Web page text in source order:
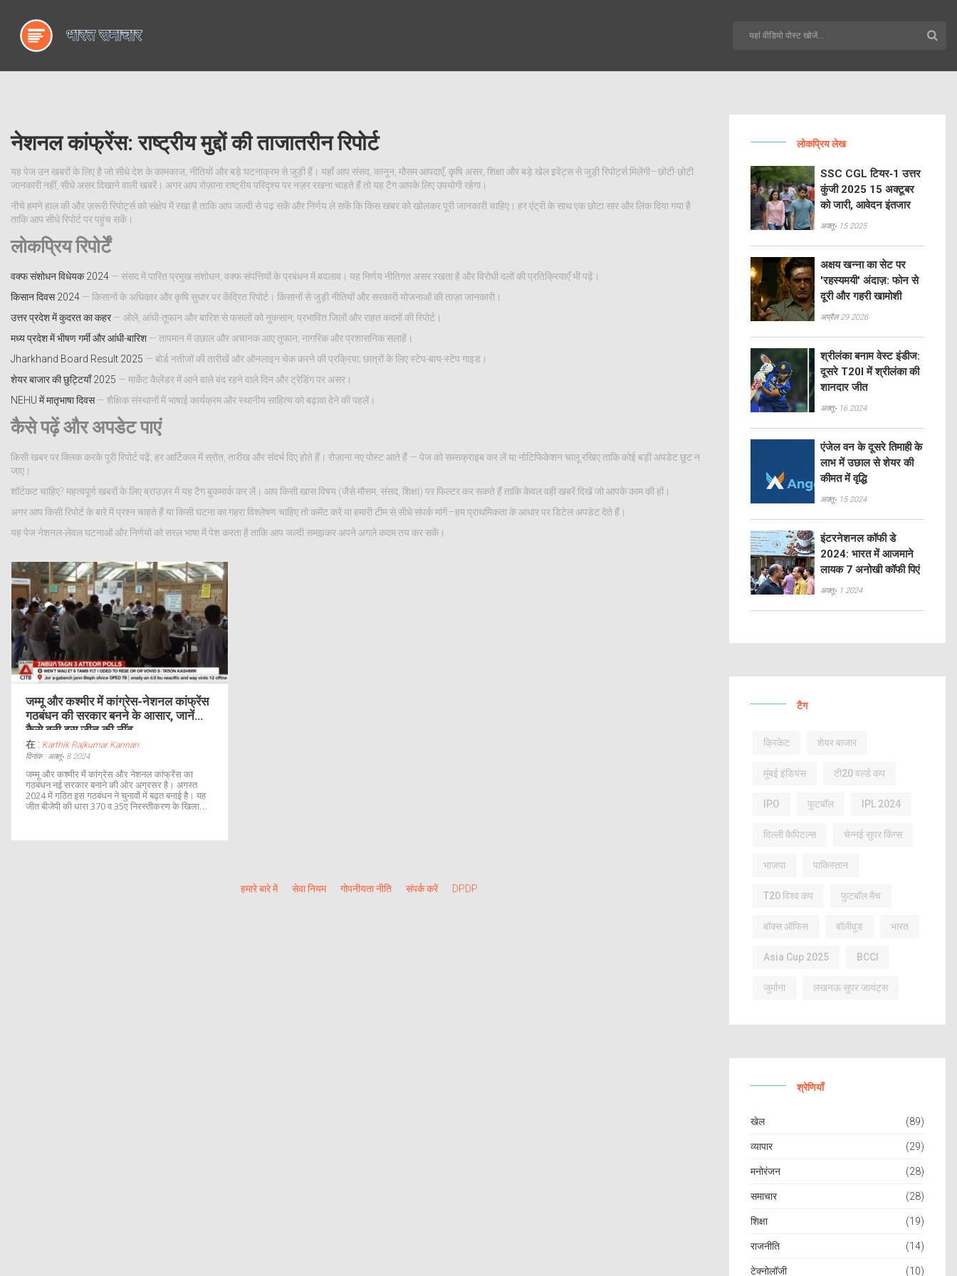
नेशनल कांफ्रेंस: राष्ट्रीय मुद्दों की ताजातरीन रिपोर्ट
यह पेज उन खबरों के लिए है जो सीधे देश के कामकाज, नीतियों और बड़े घटनाक्रम से जुड़ी हैं। यहाँ आप संसद, कानून, मौसम आपदाएँ, कृषि असर, शिक्षा और बड़े खेल इवेंट्स से जुड़ी रिपोर्ट्स मिलेंगी—छोटी-छोटी
जानकारी नहीं, सीधे असर दिखाने वाली खबरें। अगर आप रोज़ाना राष्ट्रीय परिदृश्य पर नज़र रखना चाहते हैं तो यह टैग आपके लिए उपयोगी रहेगा।
नीचे हमने हाल की और ज़रूरी रिपोर्ट्स को संक्षेप में रखा है ताकि आप जल्दी से पढ़ सकें और निर्णय ले सकें कि किस खबर को खोलकर पूरी जानकारी चाहिए। हर एंट्री के साथ एक छोटा सार और लिंक दिया गया है
ताकि आप सीधे रिपोर्ट पर पहुंच सकें।
लोकप्रिय रिपोर्टें
वक्फ संशोधन विधेयक 2024 — संसद में पारित प्रमुख संशोधन, वक्फ संपत्तियों के प्रबंधन में बदलाव। यह निर्णय नीतिगत असर रखता है और विरोधी दलों की प्रतिक्रियाएँ भी पढ़ें।
किसान दिवस 2024 — किसानों के अधिकार और कृषि सुधार पर केंद्रित रिपोर्ट। किसानों से जुड़ी नीतियों और सरकारी योजनाओं की ताज़ा जानकारी।
उत्तर प्रदेश में कुदरत का कहर— ओले, आंधी-तूफान और बारिश से फसलों को नुकसान; प्रभावित जिलों और राहत कदमों की रिपोर्ट।
मध्य प्रदेश में भीषण गर्मी और आंधी-बारिश — तापमान में उछाल और अचानक आए तूफान; नागरिक और प्रशासनिक सलाहें।
Jharkhand Board Result 2025 — बोर्ड नतीजों की तारीखें और ऑनलाइन चेक करने की प्रक्रिया; छात्रों के लिए स्टेप-बाय-स्टेप गाइड।
शेयर बाजार की छुट्टियाँ 2025 — मार्केट कैलेंडर में आने वाले बंद रहने वाले दिन और ट्रेडिंग पर असर।
NEHU में मातृभाषा दिवस— शैक्षिक संस्थानों में भाषाई कार्यक्रम और स्थानीय साहित्य को बढ़ावा देने की पहलें।
कैसे पढ़ें और अपडेट पाएं
किसी खबर पर क्लिक करके पूरी रिपोर्ट पढ़ें; हर आर्टिकल में स्रोत, तारीख और संदर्भ दिए होते हैं। रोज़ाना नए पोस्ट आते हैं — पेज को सब्सक्राइब कर लें या नोटिफिकेशन चालू रखिए ताकि कोई बड़ी अपडेट छूट न
जाए।
शॉर्टकट चाहिए? महत्वपूर्ण खबरों के लिए ब्राउज़र में यह टैग बुकमार्क कर लें। आप किसी खास विषय (जैसे मौसम, संसद, शिक्षा) पर फिल्टर कर सकते हैं ताकि केवल वही खबरें दिखें जो आपके काम की हों।
अगर आप किसी रिपोर्ट के बारे में प्रश्न चाहते हैं या किसी घटना का गहरा विश्लेषण चाहिए तो कमेंट करें या हमारी टीम से सीधे संपर्क मांगें—हम प्राथमिकता के आधार पर डिटेल अपडेट देते हैं।
यह पेज नेशनल-लेवल घटनाओं और निर्णयों को सरल भाषा में पेश करता है ताकि आप जल्दी समझकर अपने अगले कदम तय कर सकें।
जम्मू और कश्मीर में कांग्रेस-नेशनल कांफ्रेंस
गठबंधन की सरकार बनने के आसार, जानें
कैसे बनी इस जीत की नींव
在 : Karthik Rajkumar Kannan
दिनांक : अक्तू॰ 8 2024
जम्मू और कश्मीर में कांग्रेस और नेशनल कांफ्रेंस का
गठबंधन नई सरकार बनाने की ओर अग्रसर है। अगस्त
2024 में गठित इस गठबंधन ने चुनावों में बढ़त बनाई है। यह
जीत बीजेपी की धारा 370 व 35ए निरस्तीकरण के खिलाफ
समर्थन दिया है।
हमारे बारे में सेवा नियम गोपनीयता नीति संपर्क करें DPDP
लोकप्रिय लेख
SSC CGL टियर‑1 उत्तर
कुंजी 2025 15 अक्टूबर
को जारी, आवेदन इंतजार
अक्तू॰ 15 2025
अक्षय खन्ना का सेट पर
'रहस्यमयी' अंदाज़: फोन से
दूरी और गहरी खामोशी
अप्रैल 29 2026
श्रीलंका बनाम वेस्ट इंडीज:
दूसरे T20I में श्रीलंका की
शानदार जीत
अक्तू॰ 16 2024
एंजेल वन के दूसरे तिमाही के
लाभ में उछाल से शेयर की
कीमत में वृद्धि
अक्तू॰ 15 2024
इंटरनेशनल कॉफी डे
2024: भारत में आजमाने
लायक 7 अनोखी कॉफी पिएं
अक्तू॰ 1 2024
टैग
क्रिकेट शेयर बाजार
मुंबई इंडियंस टी20 वर्ल्ड कप
IPO फुटबॉल IPL 2024
दिल्ली कैपिटल्स चेन्नई सुपर किंग्स
भाजपा पाकिस्तान
T20 विश्व कप फुटबॉल मैच
बॉक्स ऑफिस बॉलीवुड भारत
Asia Cup 2025 BCCI
जुर्माना लखनऊ सुपर जायंट्स
श्रेणियाँ
खेल (89)
व्यापार (29)
मनोरंजन (28)
समाचार (28)
शिक्षा (19)
राजनीति (14)
टेक्नोलॉजी (10)